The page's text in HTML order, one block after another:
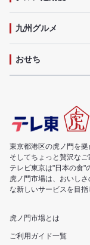
九州グルメ
おせち
東京都港区の虎ノ門を
そしてちょっと贅沢なご
テレビ東京は"日本の食"
虎ノ門市場は、おいし
な新しいサービスを目指
虎ノ門市場とは
ご利用ガイド一覧